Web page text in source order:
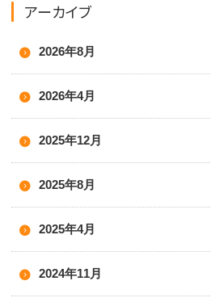
アーカイブ
2026年8月
2026年4月
2025年12月
2025年8月
2025年4月
2024年11月